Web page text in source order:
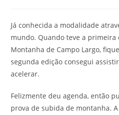
Já conhecida a modalidade
mundo. Quando teve a primeira
Montanha de Campo Largo,
segunda edição consegui
acelerar.
Felizmente deu agenda, então
prova de subida de montanha.